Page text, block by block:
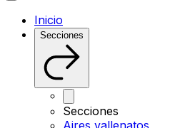
Inicio
Secciones
Secciones
Aires vallenatos